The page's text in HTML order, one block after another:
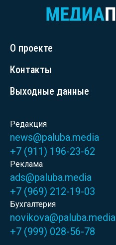
О проекте
Контакты
Выходные данные
Редакция
news@paluba.media
+7 (911) 196-23-62
Реклама
ads@paluba.media
+7 (969) 212-19-03
Бухгалтерия
novikova@paluba.media
+7 (999) 028-56-78